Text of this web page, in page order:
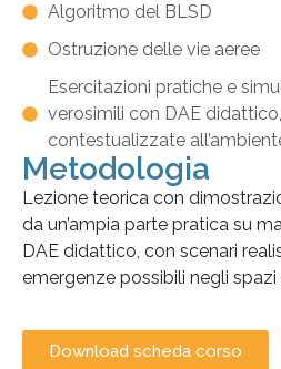
Algoritmo del BLSD
Ostruzione delle vie aeree
Esercitazioni pratiche e
verosimili con DAE
contestualizzate
Metodologia
Lezione teorica con
da un’ampia parte pratica su
DAE didattico, con scenari
emergenze possibili negli spazi
Download scheda corso